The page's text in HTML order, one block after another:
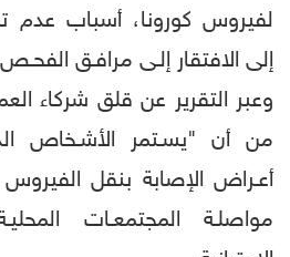
لفيروس كورونا، أسباب عدم
إلى الافتقار إلـى مرافـق الفحـص
وعبر التقرير عن قلق شركاء
من أن "يسـتمر الأشـخاص
أعـراض الإصابة بنقل
مواصلـة المجتمعـات